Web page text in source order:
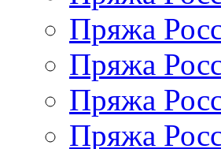
Пряжа
Пряжа
Пряжа
Пряжа